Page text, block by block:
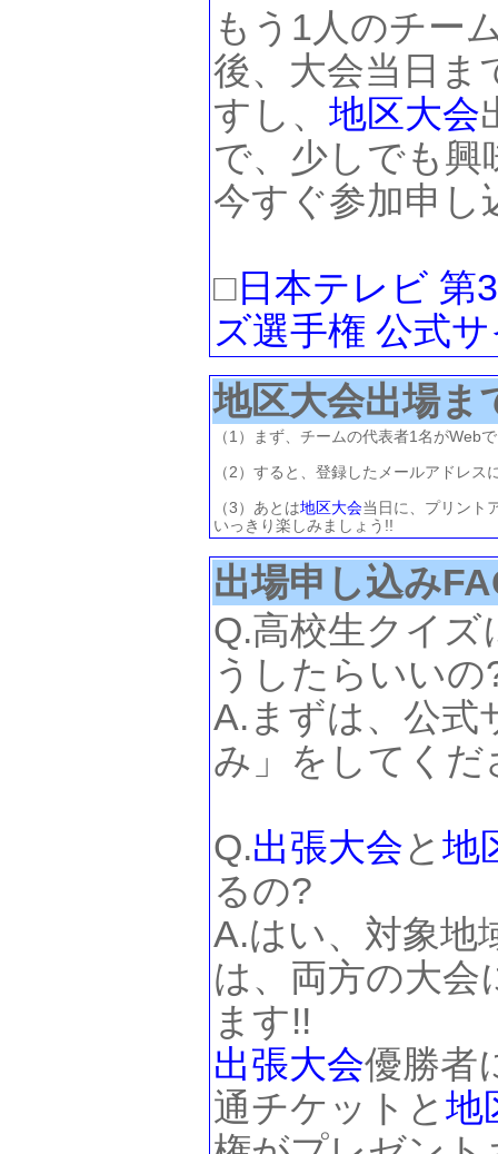
もう1人のチー
後、大会当日ま
すし、 地区大会
で、少しでも
今すぐ参加申し
□日本テレビ 第
ズ選手権 公式
地区大会出場ま
（1）まず、チームの代表者1名がWeb
（2）すると、登録したメールアドレ
（3）あとは地区大会当日に、プリント
いっきり楽しみましょう!!
出場申し込み
Q.高校生クイ
うしたらいいの
A.まずは、公式
み」をしてくだ
Q.出張大会と 地
るの?
A.はい、対象地
は、両方の大会
ます!!
出張大会優勝者
通チケットと 地